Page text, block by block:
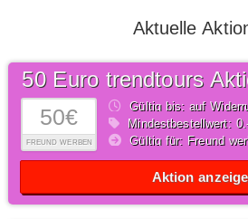
Aktuelle
50€
FREUND WERBEN
50 Euro trendtours
Gültig bis: auf
Mindestbestellwert:
Gültig für: Freund
Aktion